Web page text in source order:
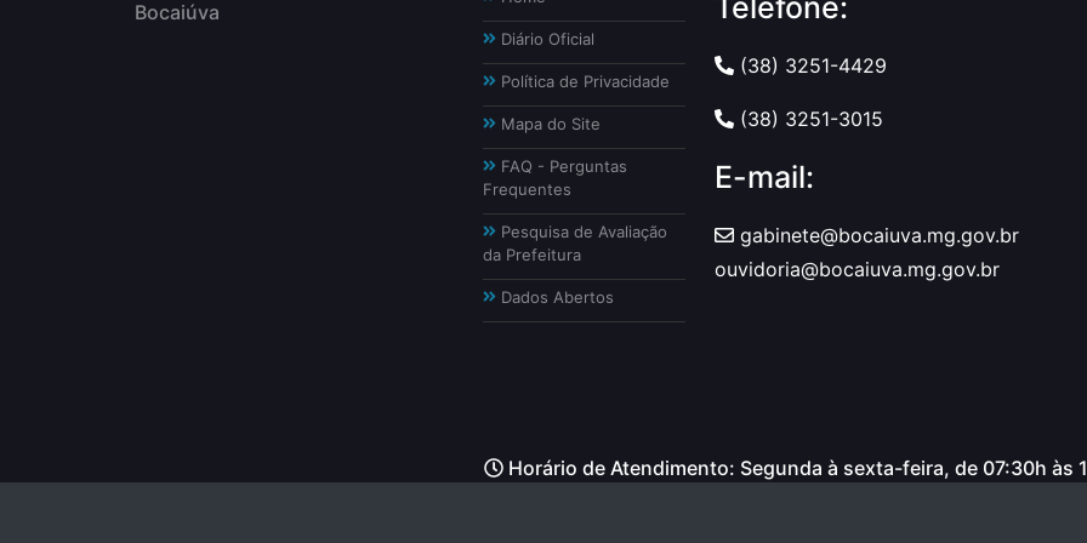
Bocaiúva
Diário Oficial
Política de Privacidade
Mapa do Site
FAQ - Perguntas
Frequentes
Pesquisa de Avaliação
da Prefeitura
Dados Abertos
(38) 3251-4429
(38) 3251-3015
E-mail:
gabinete@bocaiuva.mg.gov.br
ouvidoria@bocaiuva.mg.gov.br
Horário de Atendimento: Segunda à sexta-feira, de 07:30h às